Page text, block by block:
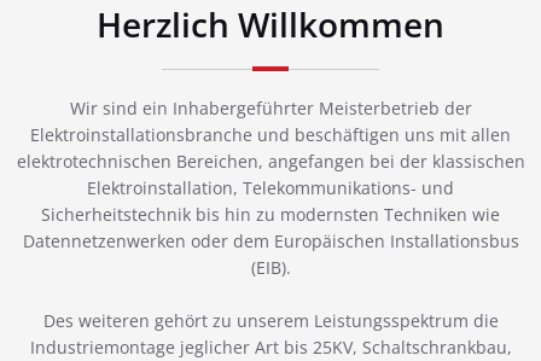
Herzlich Willkommen
Wir sind ein Inhabergeführter Meisterbetrieb der
Elektroinstallationsbranche und beschäftigen uns mit allen
elektrotechnischen Bereichen, angefangen bei der klassischen
Elektroinstallation, Telekommunikations- und
Sicherheitstechnik bis hin zu modernsten Techniken wie
Datennetzenwerken oder dem Europäischen Installationsbus
(EIB).
Des weiteren gehört zu unserem Leistungsspektrum die
Industriemontage jeglicher Art bis 25KV, Schaltschrankbau,